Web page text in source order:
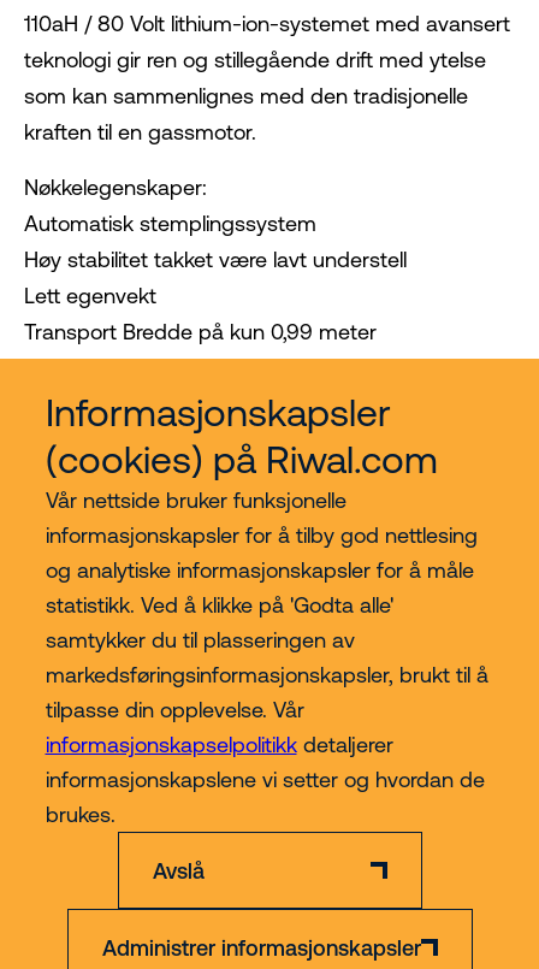
Informasjonskapsler
(cookies) på Riwal.com
Vår nettside bruker funksjonelle
informasjonskapsler for å tilby god nettlesing
og analytiske informasjonskapsler for å måle
statistikk. Ved å klikke på 'Godta alle'
samtykker du til plasseringen av
markedsføringsinformasjonskapsler, brukt til å
tilpasse din opplevelse. Vår
informasjonskapselpolitikkdetaljerer
informasjonskapslene vi setter og hvordan de
brukes.
Avslå
Administrer informasjonskapsler
110aH / 80 Volt lithium-ion-systemet med avansert
teknologi gir ren og stillegående drift med ytelse
som kan sammenlignes med den tradisjonelle
kraften til en gassmotor.
Nøkkelegenskaper:
Automatisk stemplingssystem
Høy stabilitet takket være lavt understell
Lett egenvekt
Transport Bredde på kun 0,99 meter
Kjøp hos Riwal Norge
Contact
Mer